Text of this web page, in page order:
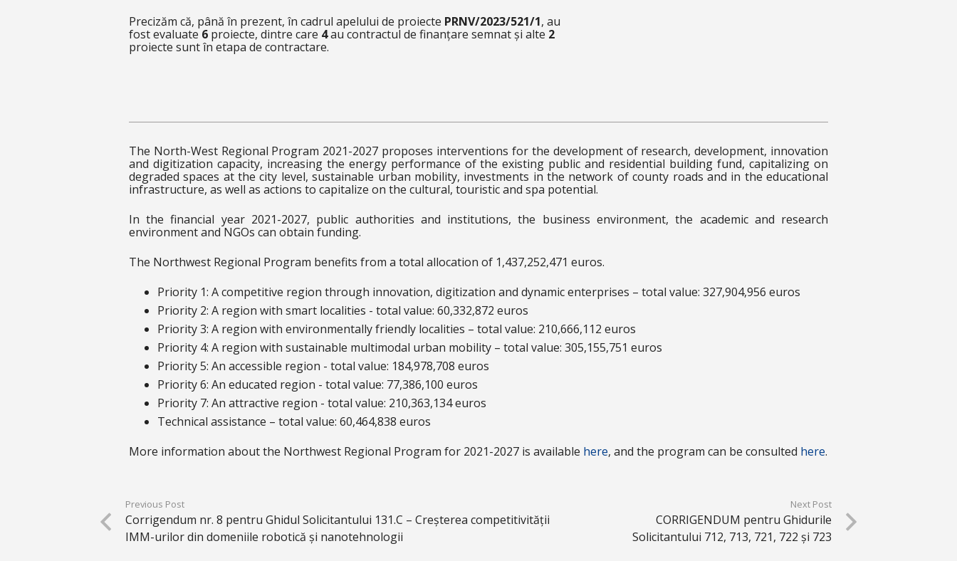
Precizăm că, până în prezent, în cadrul apelului de proiecte PRNV/2023/521/1, au
fost evaluate 6proiecte, dintre care 4au contractul de finanțare semnat și alte 2
proiecte sunt în etapa de contractare.
The North-West Regional Program 2021-2027 proposes interventions for the development of research, development, innovation
and digitization capacity, increasing the energy performance of the existing public and residential building fund, capitalizing on
degraded spaces at the city level, sustainable urban mobility, investments in the network of county roads and in the educational
infrastructure, as well as actions to capitalize on the cultural, touristic and spa potential.
In the financial year 2021-2027, public authorities and institutions, the business environment, the academic and research
environment and NGOs can obtain funding.
The Northwest Regional Program benefits from a total allocation of 1,437,252,471 euros.
Priority 1: A competitive region through innovation, digitization and dynamic enterprises – total value: 327,904,956 euros
Priority 2: A region with smart localities - total value: 60,332,872 euros
Priority 3: A region with environmentally friendly localities – total value: 210,666,112 euros
Priority 4: A region with sustainable multimodal urban mobility – total value: 305,155,751 euros
Priority 5: An accessible region - total value: 184,978,708 euros
Priority 6: An educated region - total value: 77,386,100 euros
Priority 7: An attractive region - total value: 210,363,134 euros
Technical assistance – total value: 60,464,838 euros
More information about the Northwest Regional Program for 2021-2027 is available here, and the program can be consulted here.
Previous Post
Corrigendum nr. 8 pentru Ghidul Solicitantului 131.C – Creșterea competitivității
IMM-urilor din domeniile robotică și nanotehnologii
Next Post
CORRIGENDUM pentru Ghidurile
Solicitantului 712, 713, 721, 722 și 723